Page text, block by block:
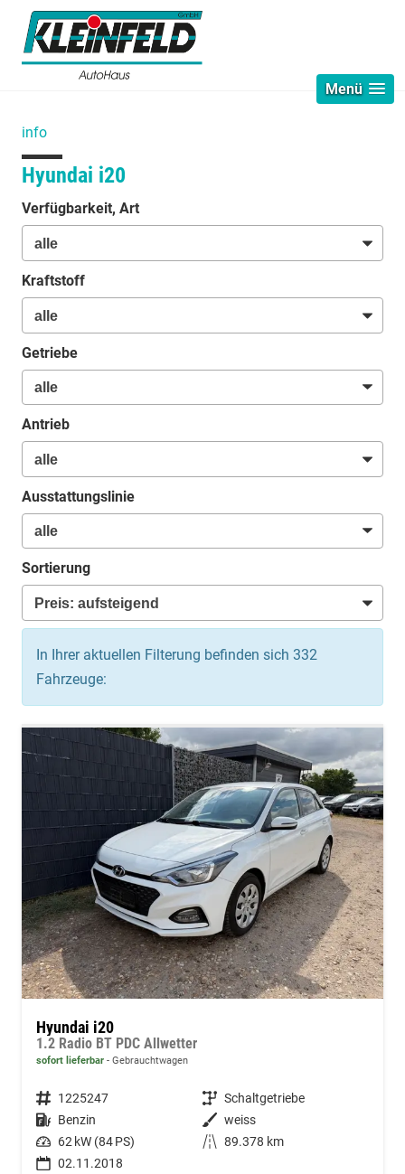
Menü
info
Hyundai i20
Verfügbarkeit, Art
Kraftstoff
Getriebe
Antrieb
Ausstattungslinie
Sortierung
In Ihrer aktuellen Filterung befinden sich 332
Fahrzeuge:
Hyundai i20
1.2 Radio BT PDC Allwetter
sofort lieferbar Gebrauchtwagen
Fahrzeugnummer 1225247 Getriebe Schaltgetriebe
Kraftstoff Benzin Außenfarbe weiss
Leistung 62 kW (84 PS) Kilometerstand 89.378 km
02.11.2018